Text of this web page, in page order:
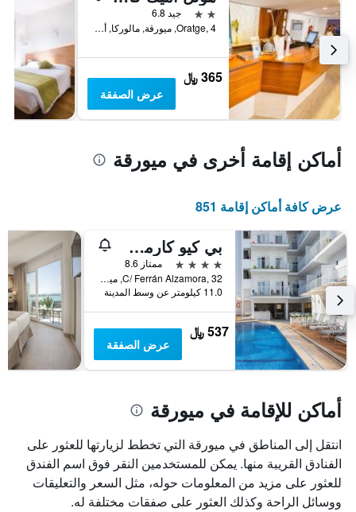
2 نجمتين
جيد 6.8
Oratge, 4, ميورقة, مالوركا, أسبانيا
365 ﷼
عرض الصفقة
أماكن إقامة أخرى في ميورقة
عرض كافة أماكن إقامة 851
بي كيو كارمن بلاي هوتل - للبالغين فقط
4 نجوم
ممتاز 8.6
C/ Ferrán Alzamora, 32, ميورقة, مالوركا, أسبانيا
11.0 كيلومتر عن وسط المدينة
537 ﷼
عرض الصفقة
أماكن للإقامة في ميورقة
انتقل إلى المناطق في ميورقة التي تخطط لزيارتها للعثور على
الفنادق القريبة منها. يمكن للمستخدمين النقر فوق اسم الفندق
للعثور على مزيد من المعلومات حوله، مثل السعر والتعليقات
ووسائل الراحة وكذلك العثور على صفقات مختلفة له.